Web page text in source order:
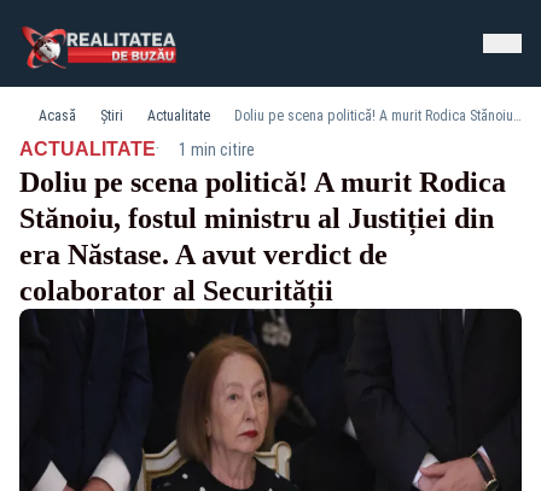
Acasă Știri Actualitate Doliu pe scena politică! A murit Rodica Stănoiu, fostul ministru al Justiției din era Năstase. A avut verdict de colaborator al Securității
ACTUALITATE· 1 min citire
Doliu pe scena politică! A murit Rodica
Stănoiu, fostul ministru al Justiției din
era Năstase. A avut verdict de
colaborator al Securității